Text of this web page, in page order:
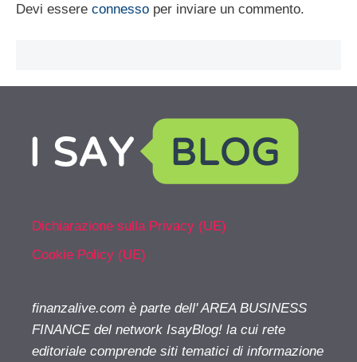
Devi essere connesso per inviare un commento.
Dichiarazione sulla Privacy (UE)
Cookie Policy (UE)
finanzalive.com è parte dell' AREA BUSINESS
FINANCE del network IsayBlog! la cui rete
editoriale comprende siti tematici di informazione